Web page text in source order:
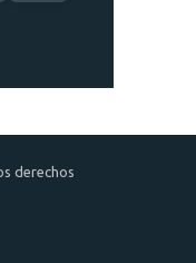
derechos